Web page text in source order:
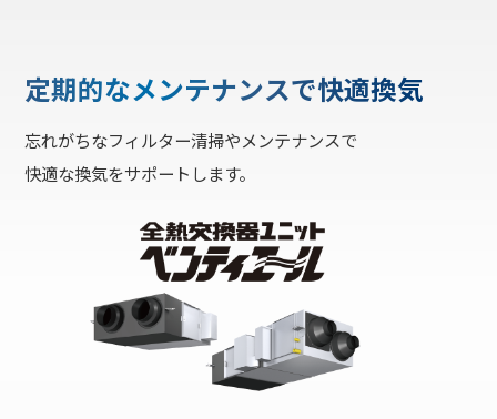
定期的なメンテナンスで快適換気
忘れがちなフィルター清掃やメンテナンスで
快適な換気をサポートします。